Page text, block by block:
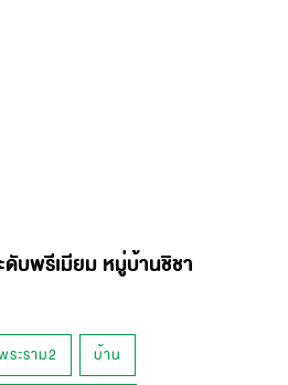
บพรีเมียม หมู่บ้านชิชา
ะราม2 บ้าน